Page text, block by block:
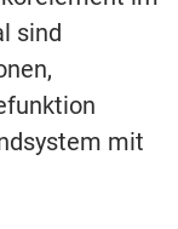
sind
mit